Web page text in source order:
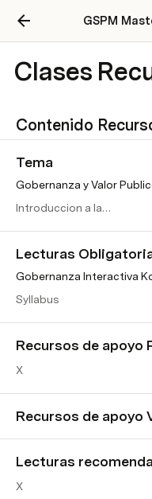
GSPM
Clases
Contenido
Tema
Gobernanza y Valor
Introduccion a la
Lecturas
Gobernanza Interactiva
Syllabus
Recursos de apoyo
X
Recursos de apoyo
Lecturas
X